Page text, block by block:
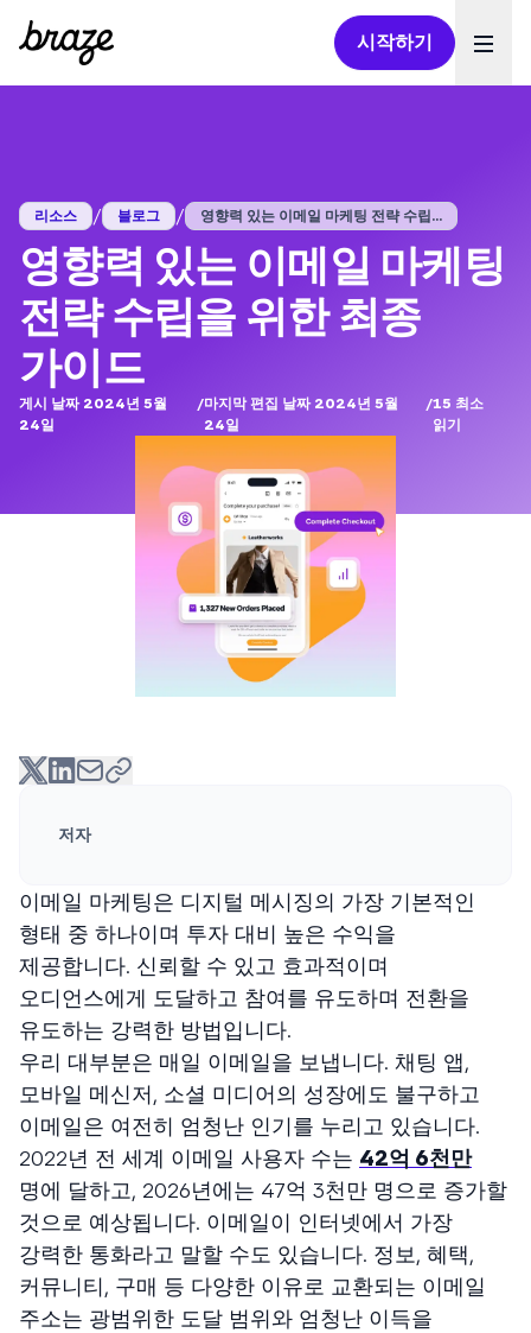
시작하기
리소스 / 블로그 / 영향력 있는 이메일 마케팅 전략 수립...
영향력 있는 이메일 마케팅
전략 수립을 위한 최종
가이드
게시 날짜 2024년 5월
24일
/마지막 편집 날짜 2024년 5월
24일
/15 최소
읽기
저자
이메일 마케팅은 디지털 메시징의 가장 기본적인
형태 중 하나이며 투자 대비 높은 수익을
제공합니다. 신뢰할 수 있고 효과적이며
오디언스에게 도달하고 참여를 유도하며 전환을
유도하는 강력한 방법입니다.
우리 대부분은 매일 이메일을 보냅니다. 채팅 앱,
모바일 메신저, 소셜 미디어의 성장에도 불구하고
이메일은 여전히 엄청난 인기를 누리고 있습니다.
2022년 전 세계 이메일 사용자 수는 42억 6천만
명에 달하고, 2026년에는 47억 3천만 명으로 증가할
것으로 예상됩니다. 이메일이 인터넷에서 가장
강력한 통화라고 말할 수도 있습니다. 정보, 혜택,
커뮤니티, 구매 등 다양한 이유로 교환되는 이메일
주소는 광범위한 도달 범위와 엄청난 이득을